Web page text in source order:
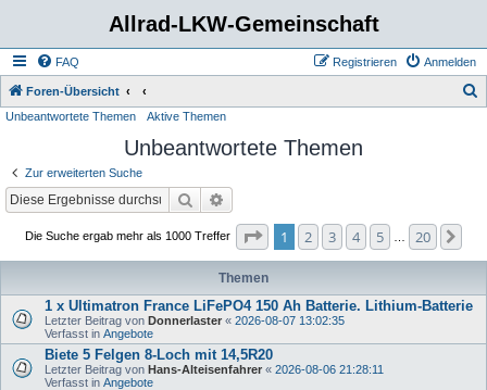
Allrad-LKW-Gemeinschaft
FAQ Anmelden
Registrieren
Foren-Übersicht
Unbeantwortete Themen Aktive Themen
Unbeantwortete Themen
Zur erweiterten Suche
Suche
Die Suche ergab mehr als 1000 Treffer Seite von
1 2 3 4 5 20
Themen
1 x Ultimatron France LiFePO4 150 Ah Batterie. Lithium-Batterie
Letzter Beitrag von Donnerlaster « 2026-08-07 13:02:35
Verfasst in Angebote
Biete 5 Felgen 8-Loch mit 14,5R20
Letzter Beitrag von Hans-Alteisenfahrer « 2026-08-06 21:28:11
Verfasst in Angebote